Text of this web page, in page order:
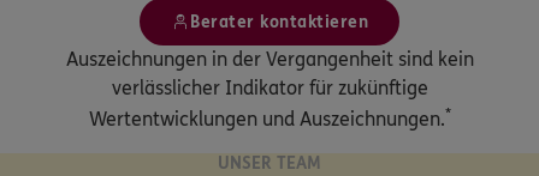
Berater kontaktieren
Auszeichnungen in der Vergangenheit sind kein
verlässlicher Indikator für zukünftige
Wertentwicklungen und Auszeichnungen.*
UNSER TEAM